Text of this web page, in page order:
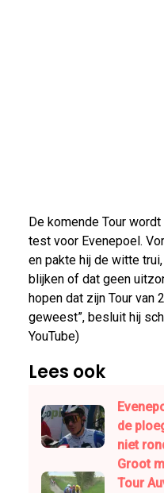
De komende Tour
test voor Evenepoel.
en pakte hij de witte
blijken of dat geen
hopen dat zijn Tour van
geweest”, besluit hij
YouTube)
Lees ook
de
niet
Groot
Tour